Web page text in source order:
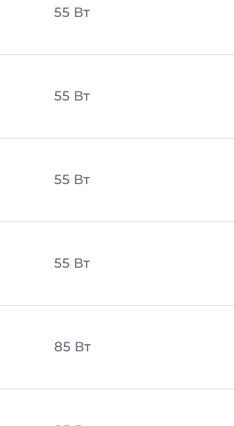
55 Вт
55 Вт
55 Вт
55 Вт
85 Вт